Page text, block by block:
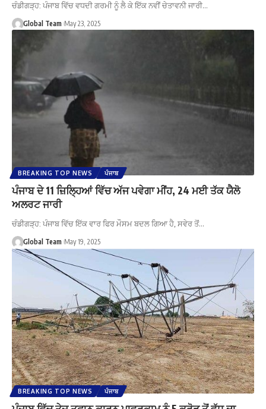
ਚੰਡੀਗੜ੍ਹ: ਪੰਜਾਬ ਵਿੱਚ ਵਧਦੀ ਗਰਮੀ ਨੂੰ ਲੈ ਕੇ ਇੱਕ ਨਵੀਂ ਚੇਤਾਵਨੀ ਜਾਰੀ…
Global Team May 23, 2025
BREAKING TOP NEWS ਪੰਜਾਬ
ਪੰਜਾਬ ਦੇ 11 ਜ਼ਿਲ੍ਹਿਆਂ ਵਿੱਚ ਅੱਜ ਪਵੇਗਾ ਮੀਂਹ, 24 ਮਈ ਤੱਕ ਯੈਲੋ
ਅਲਰਟ ਜਾਰੀ
ਚੰਡੀਗੜ੍ਹ: ਪੰਜਾਬ ਵਿੱਚ ਇੱਕ ਵਾਰ ਫਿਰ ਮੌਸਮ ਬਦਲ ਗਿਆ ਹੈ, ਸਵੇਰ ਤੋਂ…
Global Team May 19, 2025
BREAKING TOP NEWS ਪੰਜਾਬ